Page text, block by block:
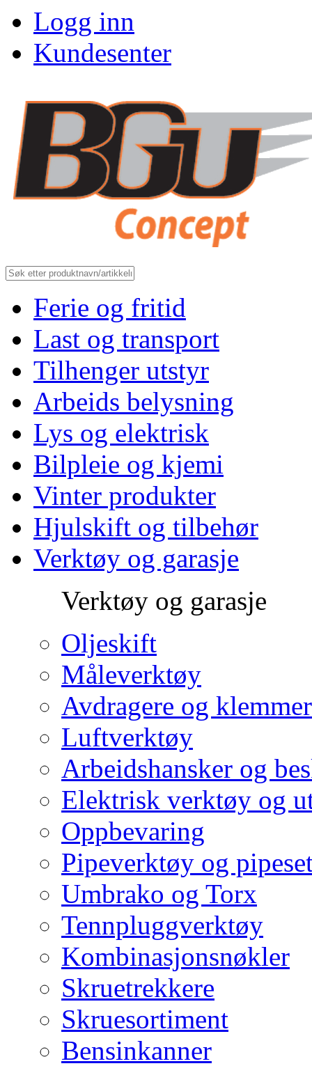
Logg inn
Kundesenter
Ferie og fritid
Last og transport
Tilhenger utstyr
Arbeids belysning
Lys og elektrisk
Bilpleie og kjemi
Vinter produkter
Hjulskift og tilbehør
Verktøy og garasje
Verktøy og garasje
Oljeskift
Måleverktøy
Avdragere og klemmer
Luftverktøy
Arbeidshansker og
Elektrisk verktøy og
Oppbevaring
Pipeverktøy og
Umbrako og Torx
Tennpluggverktøy
Kombinasjonsnøkler
Skruetrekkere
Skruesortiment
Bensinkanner